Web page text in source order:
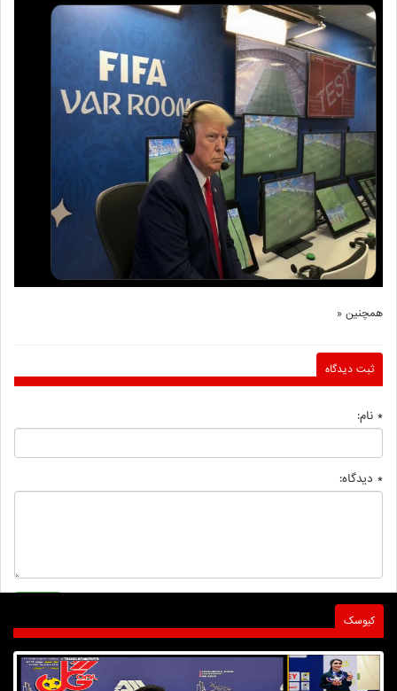
همچنین «
ثبت دیدگاه
* نام:
* دیدگاه:
کیوسک